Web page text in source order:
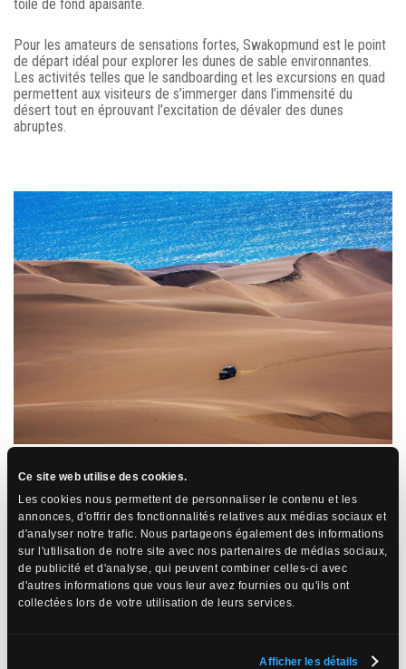
Ce site web utilise des cookies.
Les cookies nous permettent de personnaliser le contenu et les
annonces, d'offrir des fonctionnalités relatives aux médias sociaux et
d'analyser notre trafic. Nous partageons également des informations
sur l'utilisation de notre site avec nos partenaires de médias sociaux,
de publicité et d'analyse, qui peuvent combiner celles-ci avec
d'autres informations que vous leur avez fournies ou qu'ils ont
collectées lors de votre utilisation de leurs services.
Afficher les détails
toile de fond apaisante.
Pour les amateurs de sensations fortes, Swakopmund est le point
de départ idéal pour explorer les dunes de sable environnantes.
Les activités telles que le sandboarding et les excursions en quad
permettent aux visiteurs de s’immerger dans l’immensité du
désert tout en éprouvant l’excitation de dévaler des dunes
abruptes.
Plaisirs balnéaires
Swakopmund offre également des plages infinies pour ceux qui
préfèrent une journée plus paisible au bord de l’océan. Les
promenades le long du front de mer offrent une vue imprenable
sur l’Atlantique, créant une atmosphère apaisante, où le bruit des
vagues se mêle à la brise fraîche de l’océan. La baignade à